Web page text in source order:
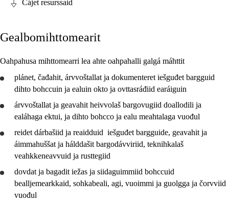
Guovddášelemeanttat
Fágaidrasttideaddji fáttát
Vuođđogálggat
Jo3 boazodoallofága
Čájet resurssaid
Gealbomihttomearit
Oahpahusa mihttomearri lea ahte oahpahalli galgá máhttit
plánet, čađahit, árvvoštallat ja dokumenteret iešguđet bargguid
dihto bohccuin ja ealuin okto ja ovttasráđiid earáiguin
árvvoštallat ja geavahit heivvolaš bargovugiid doallodili ja
ealáhaga ektui, ja dihto bohcco ja ealu meahtalaga vuođul
reidet dárbašiid ja reaidduid iešguđet bargguide, geavahit ja
áimmahuššat ja hálddašit bargodávviriid, teknihkalaš
veahkkeneavvuid ja rusttegiid
dovdat ja bagadit iežas ja siidaguimmiid bohccuid
bealljemearkkaid, sohkabeali, agi, vuoimmi ja guolgga ja čorvviid
vuođul